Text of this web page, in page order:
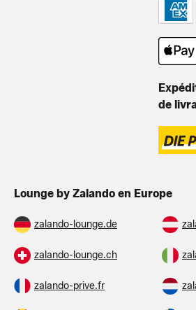
de
Lounge by Zalando en Europe
zalando-lounge.de
zalando-lounge.ch
zalando-prive.fr